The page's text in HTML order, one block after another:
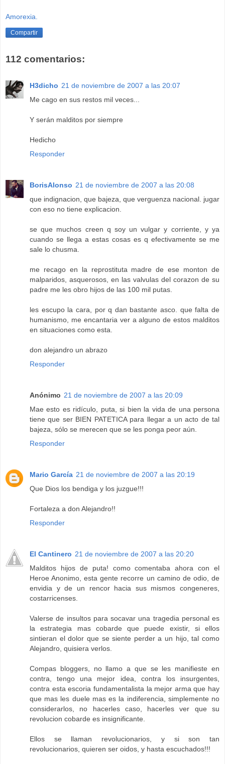
Amorexia.
Compartir
112 comentarios:
H3dicho 21 de noviembre de 2007 a las 20:07
Me cago en sus restos mil veces...
Y serán malditos por siempre
Hedicho
Responder
BorisAlonso 21 de noviembre de 2007 a las 20:08
que indignacion, que bajeza, que verguenza nacional. jugar
con eso no tiene explicacion.
se que muchos creen q soy un vulgar y corriente, y ya
cuando se llega a estas cosas es q efectivamente se me
sale lo chusma.
me recago en la reprostituta madre de ese monton de
malparidos, asquerosos, en las valvulas del corazon de su
padre me les obro hijos de las 100 mil putas.
les escupo la cara, por q dan bastante asco. que falta de
humanismo, me encantaria ver a alguno de estos malditos
en situaciones como esta.
don alejandro un abrazo
Responder
Anónimo 21 de noviembre de 2007 a las 20:09
Mae esto es ridículo, puta, si bien la vida de una persona
tiene que ser BIEN PATETICA para llegar a un acto de tal
bajeza, sólo se merecen que se les ponga peor aún.
Responder
Mario García 21 de noviembre de 2007 a las 20:19
Que Dios los bendiga y los juzgue!!!
Fortaleza a don Alejandro!!
Responder
El Cantinero 21 de noviembre de 2007 a las 20:20
Malditos hijos de puta! como comentaba ahora con el
Heroe Anonimo, esta gente recorre un camino de odio, de
envidia y de un rencor hacia sus mismos congeneres,
costarricenses.
Valerse de insultos para socavar una tragedia personal es
la estrategia mas cobarde que puede existir, si ellos
sintieran el dolor que se siente perder a un hijo, tal como
Alejandro, quisiera verlos.
Compas bloggers, no llamo a que se les manifieste en
contra, tengo una mejor idea, contra los insurgentes,
contra esta escoria fundamentalista la mejor arma que hay
que mas les duele mas es la indiferencia, simplemente no
considerarlos, no hacerles caso, hacerles ver que su
revolucion cobarde es insignificante.
Ellos se llaman revolucionarios, y si son tan
revolucionarios, quieren ser oidos, y hasta escuchados!!!